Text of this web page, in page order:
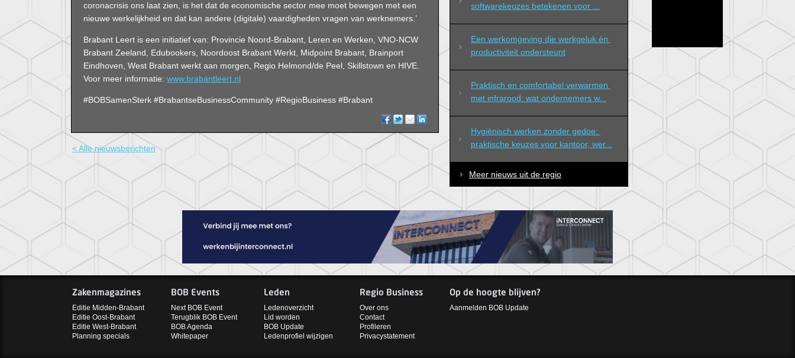
coronacrisis ons laat zien, is het dat de economische sector mee moet bewegen met een
nieuwe werkelijkheid en dat kan andere (digitale) vaardigheden vragen van werknemers.’
Brabant Leert is een initiatief van: Provincie Noord-Brabant, Leren en Werken, VNO-NCW
Brabant Zeeland, Edubookers, Noordoost Brabant Werkt, Midpoint Brabant, Brainport
Eindhoven, West Brabant werkt aan morgen, Regio Helmond/de Peel, Skillstown en HIVE.
Voor meer informatie: www.brabantleert.nl
#BOBSamenSterk #BrabantseBusinessCommunity #RegioBusiness #Brabant
< Alle nieuwsberichten
softwarekeuzes betekenen voor ...
Een werkomgeving die werkgeluk én
productiviteit ondersteunt
Praktisch en comfortabel verwarmen
met infrarood: wat ondernemers w...
Hygiënisch werken zonder gedoe:
praktische keuzes voor kantoor, wer...
Meer nieuws uit de regio
Zakenmagazines
Editie Midden-Brabant
Editie Oost-Brabant
Editie West-Brabant
Planning specials
BOB Events
Next BOB Event
Terugblik BOB Event
BOB Agenda
Whitepaper
Leden
Ledenoverzicht
Lid worden
BOB Update
Ledenprofiel wijzigen
Regio Business
Over ons
Contact
Profileren
Privacystatement
Op de hoogte blijven?
Aanmelden BOB Update